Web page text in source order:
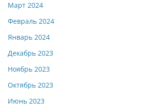
Март 2024
Февраль 2024
Январь 2024
Декабрь 2023
Ноябрь 2023
Октябрь 2023
Июнь 2023